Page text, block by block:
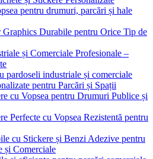
pentru drumuri, parcări și hale
Durabile pentru Orice Tip de
și Comerciale Profesionale –
pardoseli industriale și comerciale
pentru Parcări și Spații
cu Vopsea pentru Drumuri Publice și
Perfecte cu Vopsea Rezistentă pentru
cu Stickere și Benzi Adezive pentru
și Comerciale